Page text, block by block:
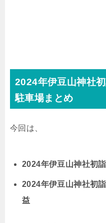
2024年伊豆山神社
駐車場まとめ
今回は、
2024年伊豆山神社初
2024年伊豆山神社初
益